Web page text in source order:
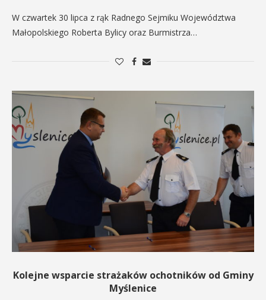
W czwartek 30 lipca z rąk Radnego Sejmiku Województwa
Małopolskiego Roberta Bylicy oraz Burmistrza…
Kolejne wsparcie strażaków ochotników od Gminy
Myślenice